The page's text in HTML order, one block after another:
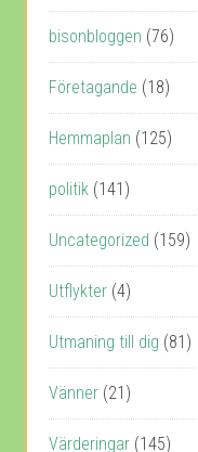
bisonbloggen (76)
Företagande (18)
Hemmaplan (125)
politik (141)
Uncategorized (159)
Utflykter (4)
Utmaning till dig (81)
Vänner (21)
Värderingar (145)